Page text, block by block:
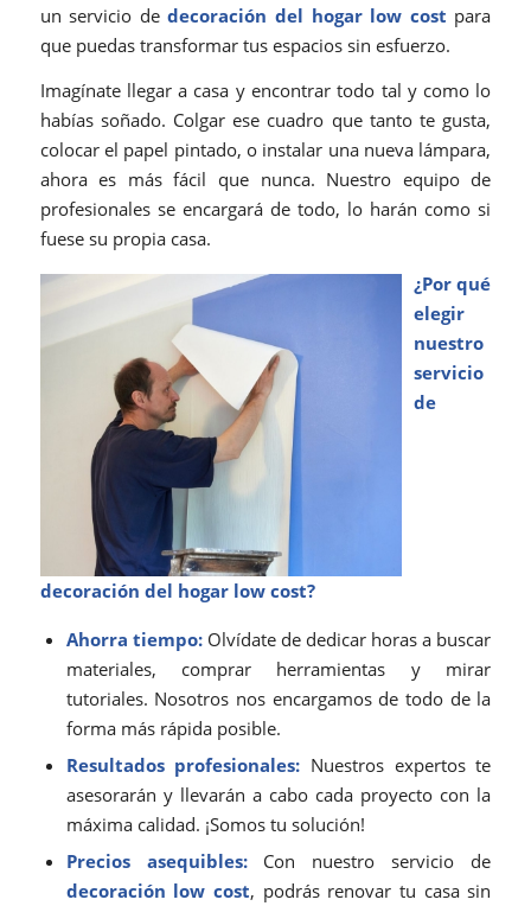
un servicio dedecoración del hogar low cost para
que puedas transformar tus espacios sin esfuerzo.
Imagínate llegar a casa y encontrar todo tal y como lo
habías soñado. Colgar ese cuadro que tanto te gusta,
colocar el papel pintado, o instalar una nueva lámpara,
ahora es más fácil que nunca. Nuestro equipo de
profesionales se encargará de todo, lo harán como si
fuese su propia casa.
¿Por qué
elegir
nuestro
servicio
de
decoración del hogar low cost?
Ahorra tiempo:Olvídate de dedicar horas a buscar
materiales, comprar herramientas y mirar
tutoriales. Nosotros nos encargamos de todo de la
forma más rápida posible.
Resultados profesionales: Nuestros expertos te
asesorarán y llevarán a cabo cada proyecto con la
máxima calidad. ¡Somos tu solución!
Precios asequibles:Con nuestro servicio de
decoración low cost, podrás renovar tu casa sin